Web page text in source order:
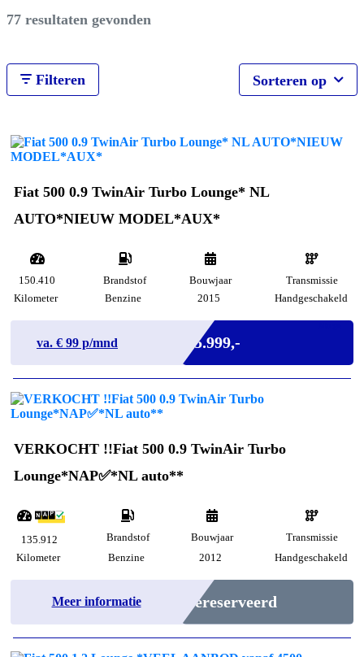
77 resultaten gevonden
Filteren Sorteren op
Fiat 500 0.9 TwinAir Turbo Lounge* NL
AUTO*NIEUW MODEL*AUX*
150.410
Kilometer
Brandstof
Benzine
Bouwjaar
2015
Transmissie
Handgeschakeld
va. € 99 p/mnd € 5.999,-
VERKOCHT !!Fiat 500 0.9 TwinAir Turbo
Lounge*NAP✅*NL auto**
135.912
Kilometer
Brandstof
Benzine
Bouwjaar
2012
Transmissie
Handgeschakeld
Meer informatie Gereserveerd